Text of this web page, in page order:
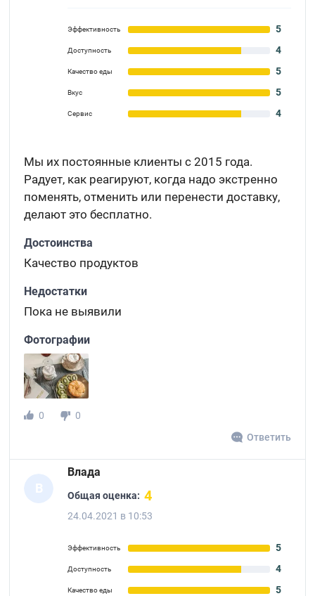
Эффективность 5
Доступность 4
Качество еды 5
Вкус 5
Сервис 4
Мы их постоянные клиенты с 2015 года.
Радует, как реагируют, когда надо экстренно
поменять, отменить или перенести доставку,
делают это бесплатно.
Достоинства
Качество продуктов
Недостатки
Пока не выявили
Фотографии
0
0
Ответить
В
Влада
Общая оценка: 4
24.04.2021 в 10:53
Эффективность 5
Доступность 4
Качество еды 5